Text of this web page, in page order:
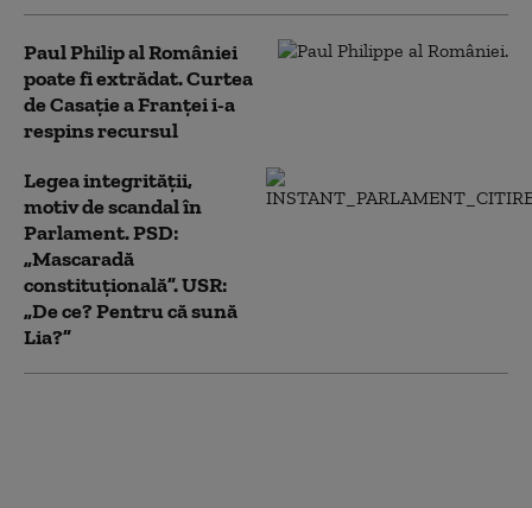
Paul Philip al României
poate fi extrădat. Curtea
de Casaţie a Franţei i-a
respins recursul
Legea integrității,
motiv de scandal în
Parlament. PSD:
„Mascaradă
constituțională”. USR:
„De ce? Pentru că sună
Lia?”